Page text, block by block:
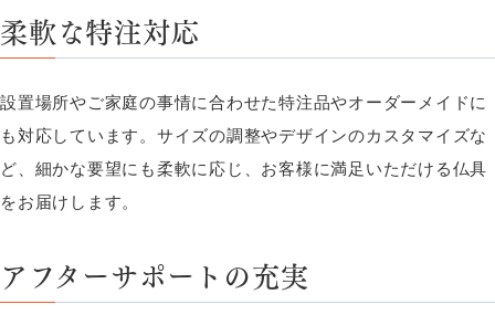
柔軟な特注対応
設置場所やご家庭の事情に合わせた特注品やオーダーメイドに
も対応しています。サイズの調整やデザインのカスタマイズな
ど、細かな要望にも柔軟に応じ、お客様に満足いただける仏具
をお届けします。
アフターサポートの充実